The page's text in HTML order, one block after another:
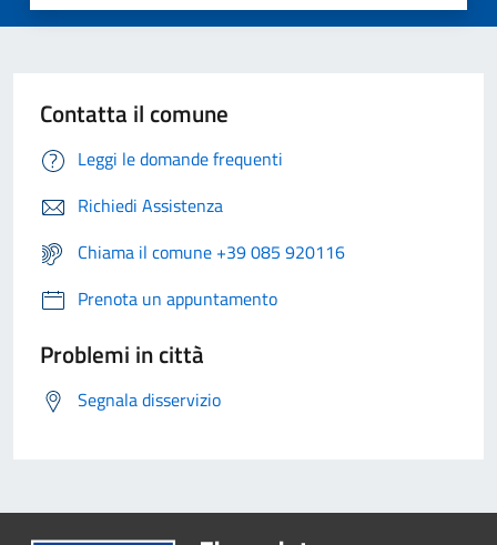
Contatta il comune
Leggi le domande frequenti
Richiedi Assistenza
Chiama il comune +39 085 920116
Prenota un appuntamento
Problemi in città
Segnala disservizio